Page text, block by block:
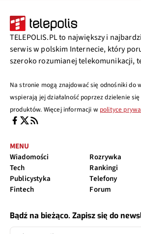
TELEPOLIS.PL to największy i
serwis w polskim Internecie, który
szeroko rozumianej telekomunikacji,
Na stronie mogą znajdować się odnośniki
wspierają jej działalność poprzez dzielenie
produktów. Więcej informacji w polityce
MENU
Wiadomości
Tech
Publicystyka
Fintech
Rozrywka
Rankingi
Telefony
Forum
Bądź na bieżąco. Zapisz się do